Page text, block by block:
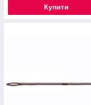
Купити